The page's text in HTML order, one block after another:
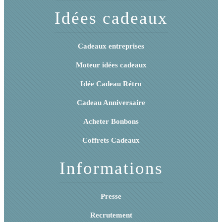
Idées cadeaux
Cadeaux entreprises
Moteur idées cadeaux
Idée Cadeau Rétro
Cadeau Anniversaire
Acheter Bonbons
Coffrets Cadeaux
Informations
Presse
Recrutement